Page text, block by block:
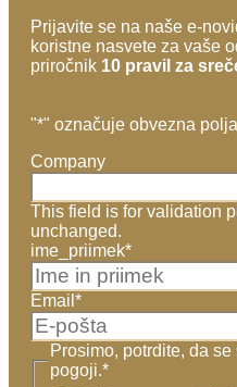
Prijavite se na naše e-
koristne nasvete za vaše
priročnik 10 pravil za
"*" označuje obvezna polja
Company
This field is for validation
unchanged.
ime_priimek*
Email *
Prosimo, potrdite, da
pogoji.*